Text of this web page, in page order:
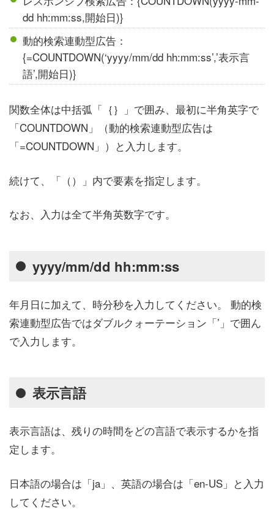
dd hh:mm:ss,開始日)}
動的検索連動型広告：
{=COUNTDOWN(‘yyyy/mm/dd hh:mm:ss’,’表示言
語’,開始日)}
関数全体は中括弧「｛｝」で囲み、最初に半角英字で
「COUNTDOWN」（動的検索連動型広告は
「=COUNTDOWN」）と入力します。
続けて、「（）」内で要素を指定します。
なお、入力は全て半角英数字です。
yyyy/mm/dd hh:mm:ss
年月日に加えて、時分秒を入力してください。 動的検
索連動型広告ではダブルクォーテーション「’」で囲ん
で入力します。
表示言語
表示言語は、残りの時間をどの言語で表示するかを指
定します。
日本語の場合は「ja」、英語の場合は「en-US」と入力
してください。